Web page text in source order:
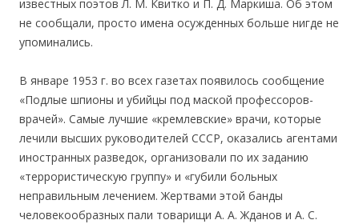
известных поэтов Л. М. Квитко и П. Д. Маркиша. Об этом
не сообщали, просто имена осужденных больше нигде не
упоминались.
В январе 1953 г. во всех газетах появилось сообщение
«Подлые шпионы и убийцы под маской профессоров-
врачей». Самые лучшие «кремлевские» врачи, которые
лечили высших руководителей СССР, оказались агентами
иностранных разведок, организовали по их заданию
«террористическую группу» и «губили больных
неправильным лечением. Жертвами этой банды
человекообразных пали товарищи А. А. Жданов и А. С.